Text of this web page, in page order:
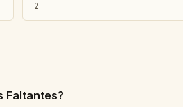
2
Faltantes?